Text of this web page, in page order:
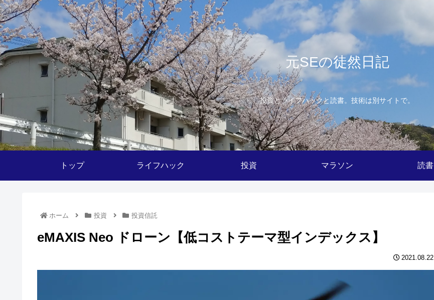
元SEの徒然日記
投資とライフハックと読書。技術は別サイトで。
トップ ライフハック 投資 マラソン 読書
ホーム 投資 投資信託
eMAXIS Neo ドローン【低コストテーマ型インデックス】
2021.08.22